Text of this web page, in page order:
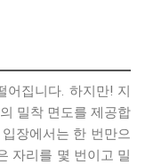
집니다. 하지만! 지
밀착 면도를 제공합
장에서는 한 번만으
자리를 몇 번이고 밀